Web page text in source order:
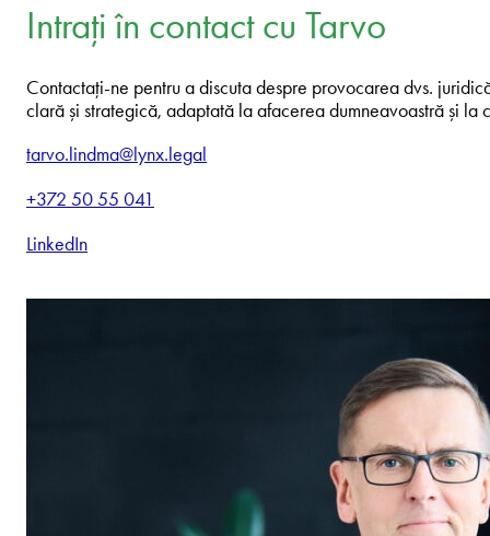
Intrați în contact cu Tarvo
Contactați-ne pentru a discuta despre provocarea dvs.
clară și strategică, adaptată la afacerea dumneavoastră și la
tarvo.lindma@lynx.legal
+372 50 55 041
LinkedIn